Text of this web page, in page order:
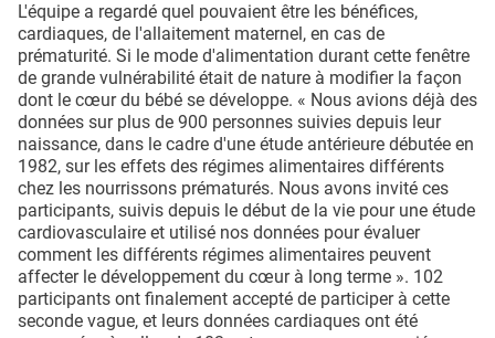
L'équipe a regardé quel pouvaient être les bénéfices,
cardiaques, de l'allaitement maternel, en cas de
prématurité. Si le mode d'alimentation durant cette fenêtre
de grande vulnérabilité était de nature à modifier la façon
dont le cœur du bébé se développe. « Nous avions déjà des
données sur plus de 900 personnes suivies depuis leur
naissance, dans le cadre d'une étude antérieure débutée en
1982, sur les effets des régimes alimentaires différents
chez les nourrissons prématurés. Nous avons invité ces
participants, suivis depuis le début de la vie pour une étude
cardiovasculaire et utilisé nos données pour évaluer
comment les différents régimes alimentaires peuvent
affecter le développement du cœur à long terme ». 102
participants ont finalement accepté de participer à cette
seconde vague, et leurs données cardiaques ont été